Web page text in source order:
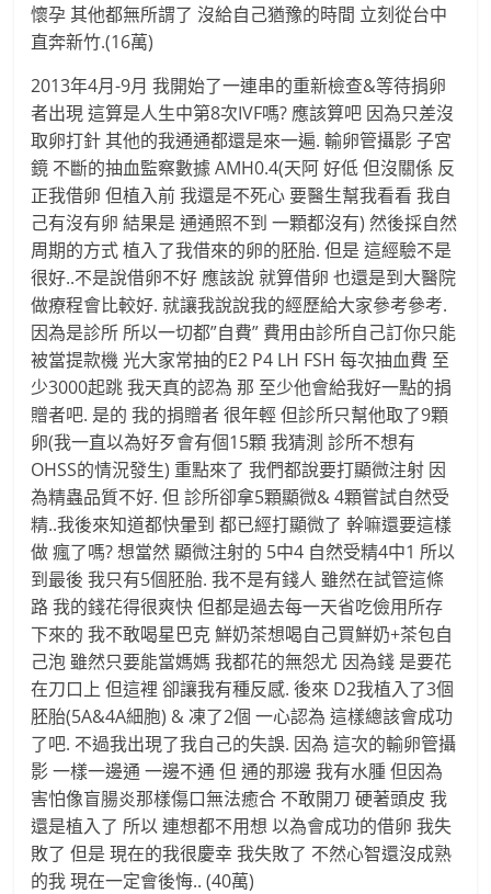
懷孕 其他都無所謂了 沒給自己猶豫的時間 立刻從台中
直奔新竹.(16萬)
2013年4月-9月 我開始了一連串的重新檢查&等待捐卵
者出現 這算是人生中第8次IVF嗎? 應該算吧 因為只差沒
取卵打針 其他的我通通都還是來一遍. 輸卵管攝影 子宮
鏡 不斷的抽血監察數據 AMH0.4(天阿 好低 但沒關係 反
正我借卵 但植入前 我還是不死心 要醫生幫我看看 我自
己有沒有卵 結果是 通通照不到 一顆都沒有) 然後採自然
周期的方式 植入了我借來的卵的胚胎. 但是 這經驗不是
很好..不是說借卵不好 應該說 就算借卵 也還是到大醫院
做療程會比較好. 就讓我說說我的經歷給大家參考參考.
因為是診所 所以一切都”自費” 費用由診所自己訂你只能
被當提款機 光大家常抽的E2 P4 LH FSH 每次抽血費 至
少3000起跳 我天真的認為 那 至少他會給我好一點的捐
贈者吧. 是的 我的捐贈者 很年輕 但診所只幫他取了9顆
卵(我一直以為好歹會有個15顆 我猜測 診所不想有
OHSS的情況發生) 重點來了 我們都說要打顯微注射 因
為精蟲品質不好. 但 診所卻拿5顆顯微& 4顆嘗試自然受
精..我後來知道都快暈到 都已經打顯微了 幹嘛還要這樣
做 瘋了嗎? 想當然 顯微注射的 5中4 自然受精4中1 所以
到最後 我只有5個胚胎. 我不是有錢人 雖然在試管這條
路 我的錢花得很爽快 但都是過去每一天省吃儉用所存
下來的 我不敢喝星巴克 鮮奶茶想喝自己買鮮奶+茶包自
己泡 雖然只要能當媽媽 我都花的無怨尤 因為錢 是要花
在刀口上 但這裡 卻讓我有種反感. 後來 D2我植入了3個
胚胎(5A&4A細胞) & 凍了2個 一心認為 這樣總該會成功
了吧. 不過我出現了我自己的失誤. 因為 這次的輸卵管攝
影 一樣一邊通 一邊不通 但 通的那邊 我有水腫 但因為
害怕像盲腸炎那樣傷口無法癒合 不敢開刀 硬著頭皮 我
還是植入了 所以 連想都不用想 以為會成功的借卵 我失
敗了 但是 現在的我很慶幸 我失敗了 不然心智還沒成熟
的我 現在一定會後悔.. (40萬)